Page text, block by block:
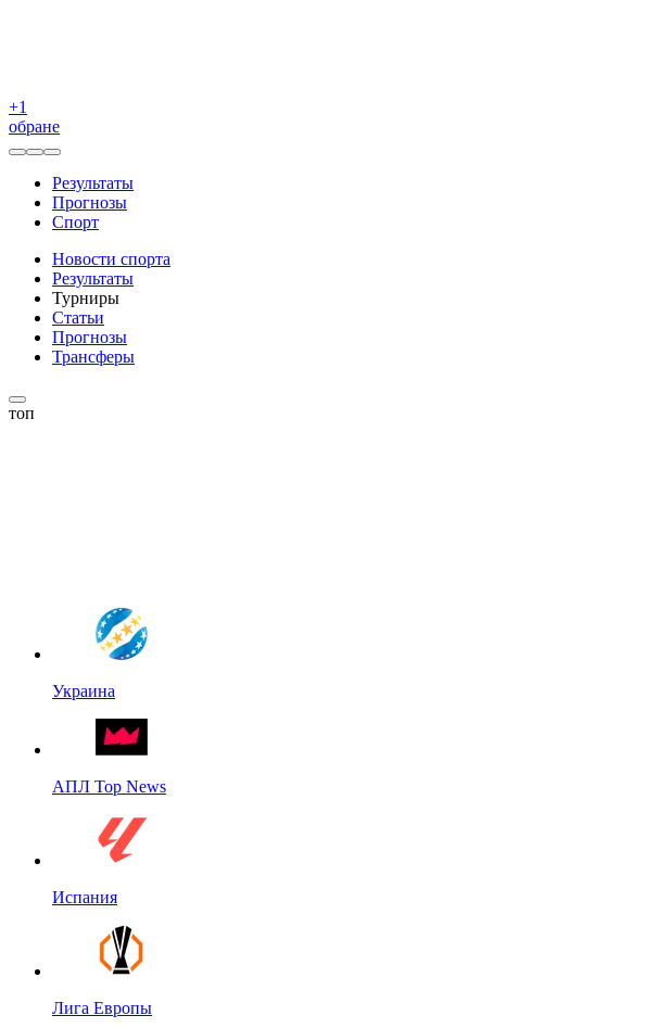
+1
обране
Результаты
Прогнозы
Спорт
Новости спорта
Результаты
Турниры
Статьи
Прогнозы
Трансферы
топ
Украина
АПЛ Top News
Испания
Лига Европы